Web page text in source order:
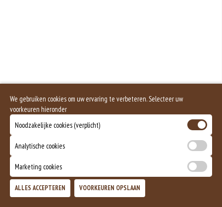
We gebruiken cookies om uw ervaring te verbeteren. Selecteer uw
voorkeuren hieronder
Noodzakelijke cookies (verplicht)
Analytische cookies
Marketing cookies
ALLES ACCEPTEREN VOORKEUREN OPSLAAN